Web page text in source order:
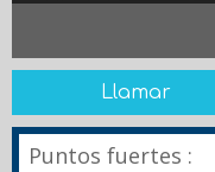
Llamar
Puntos fuertes :